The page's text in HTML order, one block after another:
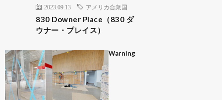
2023.09.13 アメリカ合衆国
830 Downer Place（830 ダ
ウナー・プレイス）
Warning